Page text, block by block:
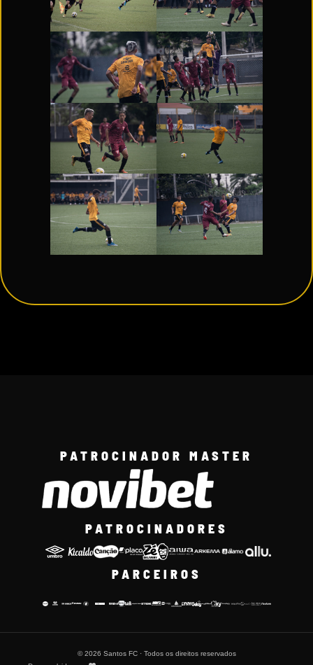
PATROCINADOR MASTER
PATROCINADORES
PARCEIROS
© 2026 Santos FC · Todos os direitos reservados